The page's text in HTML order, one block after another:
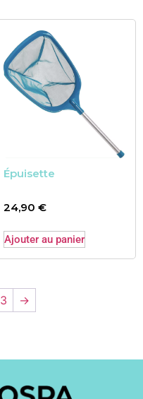
Épuisette
24,90 €
Ajouter au panier
3 →